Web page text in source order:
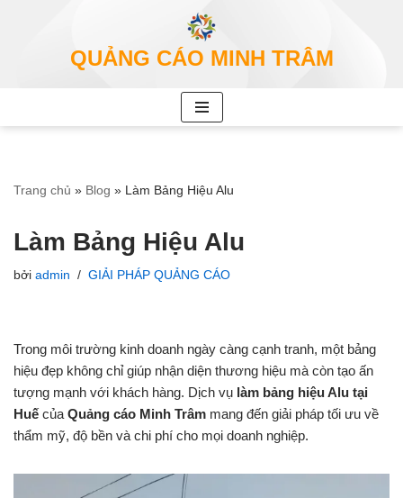
QUẢNG CÁO MINH TRÂM
Trang chủ » Blog » Làm Bảng Hiệu Alu
Làm Bảng Hiệu Alu
bởi admin GIẢI PHÁP QUẢNG CÁO
Trong môi trường kinh doanh ngày càng cạnh tranh, một bảng
hiệu đẹp không chỉ giúp nhận diện thương hiệu mà còn tạo ấn
tượng mạnh với khách hàng. Dịch vụ làm bảng hiệu Alu tại
Huế củaQuảng cáo Minh Trâm mang đến giải pháp tối ưu về
thẩm mỹ, độ bền và chi phí cho mọi doanh nghiệp.